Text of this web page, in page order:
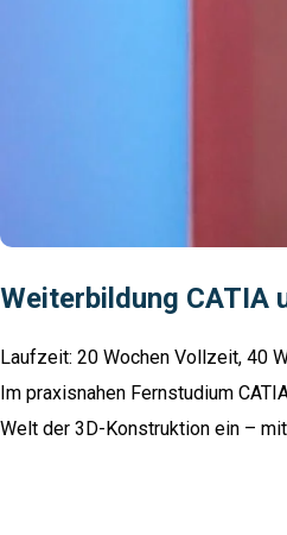
Weiterbildung CATIA
Laufzeit: 20 Wochen Vollzeit, 40
Im praxisnahen Fernstudium
Welt der 3D-Konstruktion ein –